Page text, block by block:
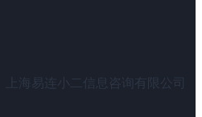
上海易连小二信息咨询有限公司